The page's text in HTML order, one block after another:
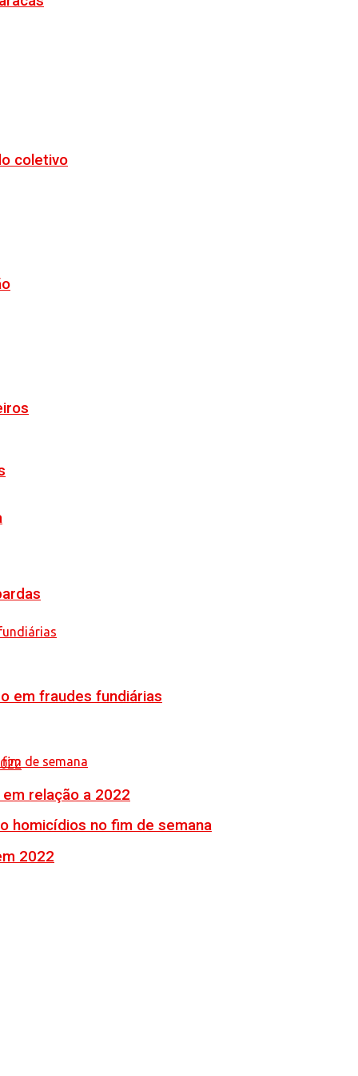
em fraudes fundiárias
homicídios no fim de semana
coletivo
relação a 2022
2022